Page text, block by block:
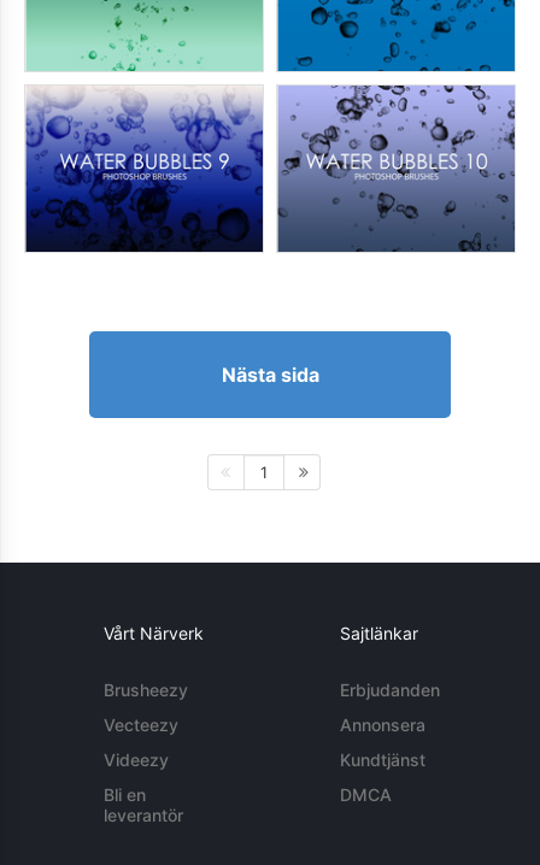
Nästa sida
1
Vårt Närverk
Brusheezy
Vecteezy
Videezy
Bli en
leverantör
Sajtlänkar
Erbjudanden
Annonsera
Kundtjänst
DMCA